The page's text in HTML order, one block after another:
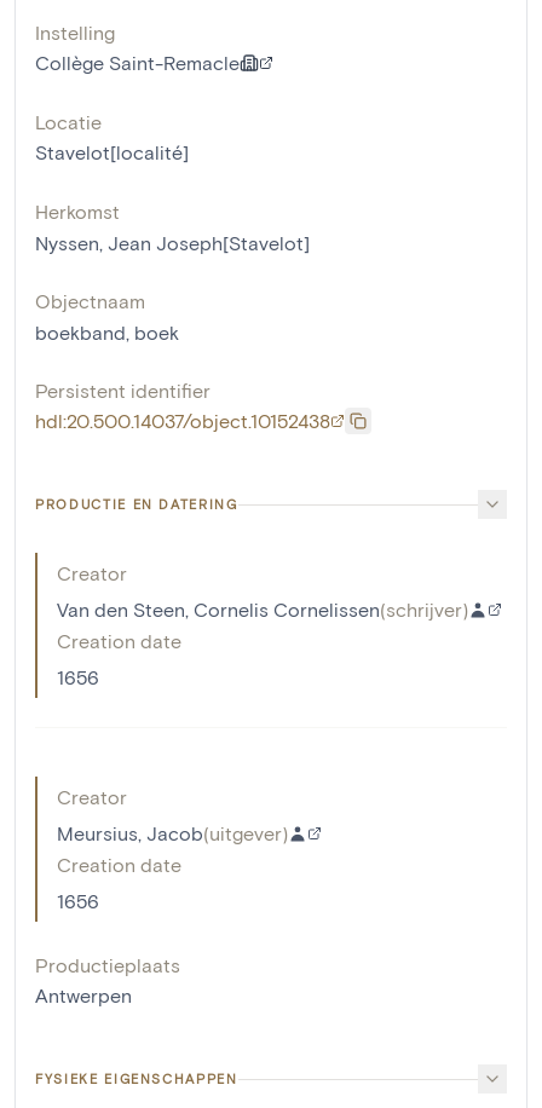
Instelling
Collège Saint-Remacle
Locatie
Stavelot[localité]
Herkomst
Nyssen, Jean Joseph[Stavelot]
Objectnaam
boekband, boek
Persistent identifier
hdl:20.500.14037/object.10152438
PRODUCTIE EN DATERING
Creator
Van den Steen, Cornelis Cornelissen(schrijver)
Creation date
1656
Creator
Meursius, Jacob(uitgever)
Creation date
1656
Productieplaats
Antwerpen
FYSIEKE EIGENSCHAPPEN